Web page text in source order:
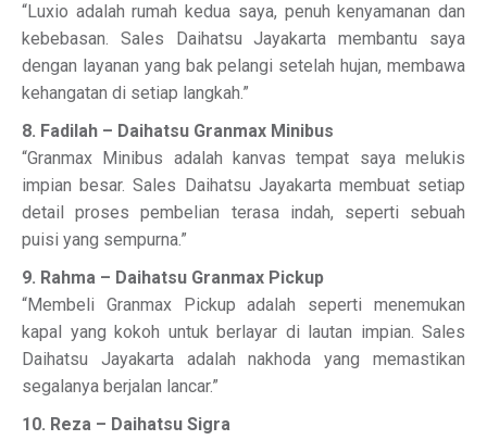
“Luxio adalah rumah kedua saya, penuh kenyamanan dan
kebebasan. Sales Daihatsu Jayakarta membantu saya
dengan layanan yang bak pelangi setelah hujan, membawa
kehangatan di setiap langkah.”
8. Fadilah – Daihatsu Granmax Minibus
“Granmax Minibus adalah kanvas tempat saya melukis
impian besar. Sales Daihatsu Jayakarta membuat setiap
detail proses pembelian terasa indah, seperti sebuah
puisi yang sempurna.”
9. Rahma – Daihatsu Granmax Pickup
“Membeli Granmax Pickup adalah seperti menemukan
kapal yang kokoh untuk berlayar di lautan impian. Sales
Daihatsu Jayakarta adalah nakhoda yang memastikan
segalanya berjalan lancar.”
10. Reza – Daihatsu Sigra